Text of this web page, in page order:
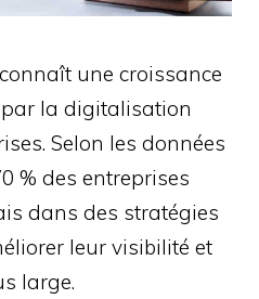
une croissance
la digitalisation
Selon les données
% des entreprises
dans des stratégies
leur visibilité et
large.